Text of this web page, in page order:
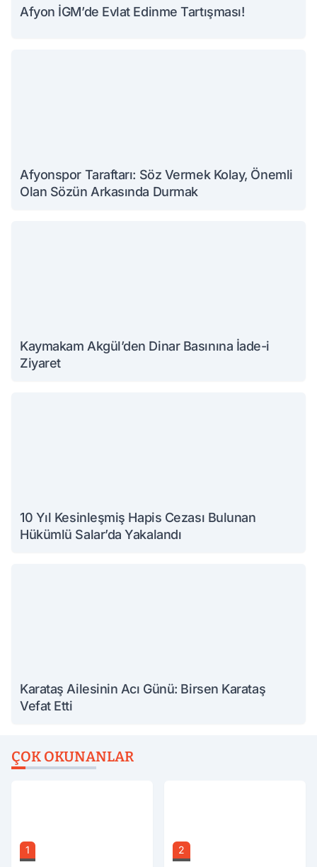
Afyon İGM’de Evlat Edinme Tartışması!
Afyonspor Taraftarı: Söz Vermek Kolay, Önemli
Olan Sözün Arkasında Durmak
Kaymakam Akgül’den Dinar Basınına İade-i
Ziyaret
10 Yıl Kesinleşmiş Hapis Cezası Bulunan
Hükümlü Salar’da Yakalandı
Karataş Ailesinin Acı Günü: Birsen Karataş
Vefat Etti
ÇOK OKUNANLAR
1 2